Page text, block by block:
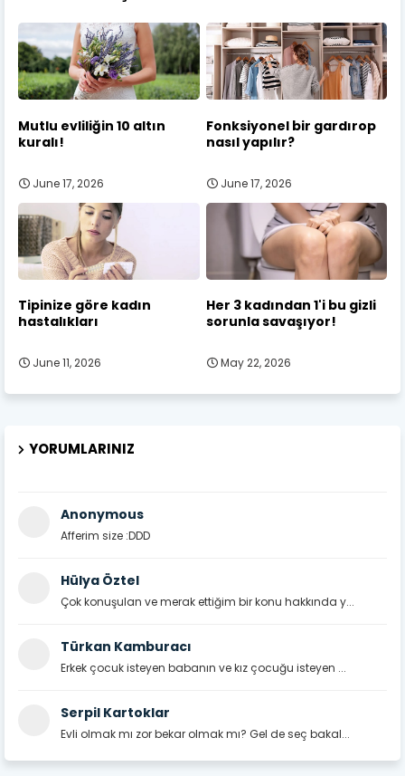
Mutlu evliliğin 10 altın
kuralı!
June 17, 2026
Fonksiyonel bir gardırop
nasıl yapılır?
June 17, 2026
Tipinize göre kadın
hastalıkları
June 11, 2026
Her 3 kadından 1'i bu gizli
sorunla savaşıyor!
May 22, 2026
YORUMLARINIZ
Anonymous
Afferim size :DDD
Hülya Öztel
Çok konuşulan ve merak ettiğim bir konu hakkında y...
Türkan Kamburacı
Erkek çocuk isteyen babanın ve kız çocuğu isteyen ...
Serpil Kartoklar
Evli olmak mı zor bekar olmak mı? Gel de seç bakal...